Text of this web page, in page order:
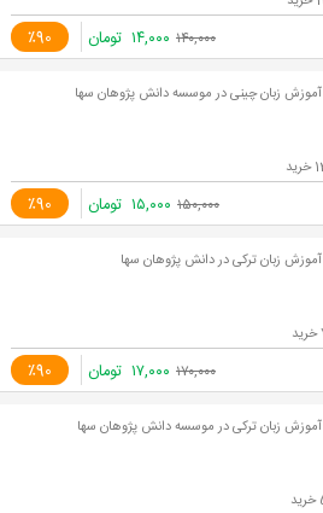
٪90 ۱۴۰,۰۰۰ ۱۴,۰۰۰ تومان
آموزش زبان چینی در موسسه دانش پژوهان سها
٪90 ۱۵۰,۰۰۰ ۱۵,۰۰۰ تومان
آموزش زبان ترکی در دانش پژوهان سها
٪90 ۱۷۰,۰۰۰ ۱۷,۰۰۰ تومان
آموزش زبان ترکی در موسسه دانش پژوهان سها